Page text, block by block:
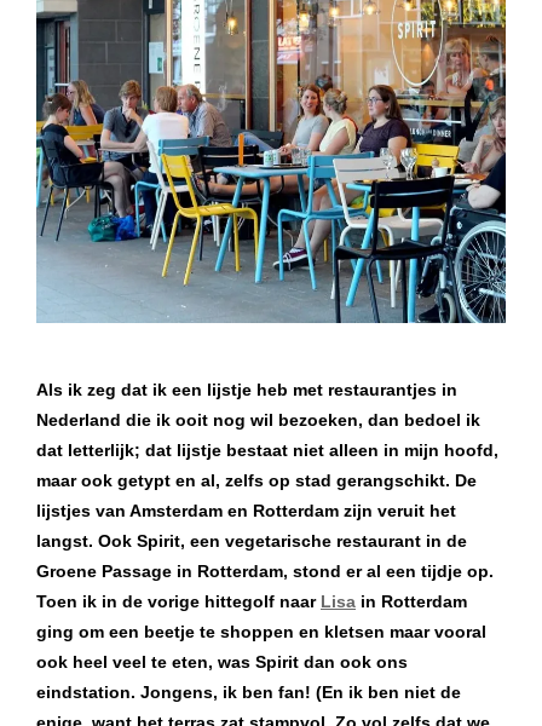
Als ik zeg dat ik een lijstje heb met restaurantjes in
Nederland die ik ooit nog wil bezoeken, dan bedoel ik
dat letterlijk; dat lijstje bestaat niet alleen in mijn hoofd,
maar ook getypt en al, zelfs op stad gerangschikt. De
lijstjes van Amsterdam en Rotterdam zijn veruit het
langst. Ook Spirit, een vegetarische restaurant in de
Groene Passage in Rotterdam, stond er al een tijdje op.
Toen ik in de vorige hittegolf naar Lisa in Rotterdam
ging om een beetje te shoppen en kletsen maar vooral
ook heel veel te eten, was Spirit dan ook ons
eindstation. Jongens, ik ben fan! (En ik ben niet de